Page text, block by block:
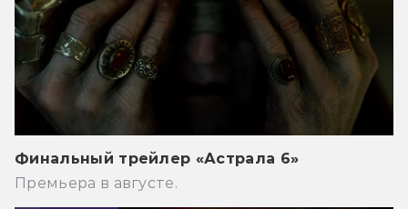
Финальный трейлер «Астрала 6»
Премьера в августе.